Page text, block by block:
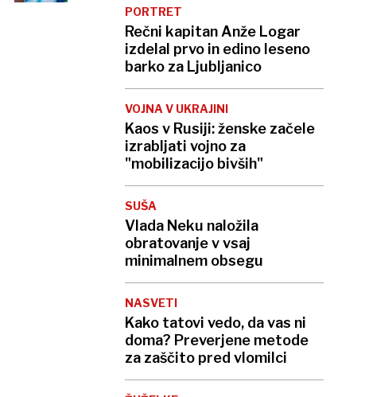
PORTRET
Rečni kapitan Anže Logar
izdelal prvo in edino leseno
barko za Ljubljanico
VOJNA V UKRAJINI
Kaos v Rusiji: ženske začele
izrabljati vojno za
"mobilizacijo bivših"
SUŠA
Vlada Neku naložila
obratovanje v vsaj
minimalnem obsegu
NASVETI
Kako tatovi vedo, da vas ni
doma? Preverjene metode
za zaščito pred vlomilci